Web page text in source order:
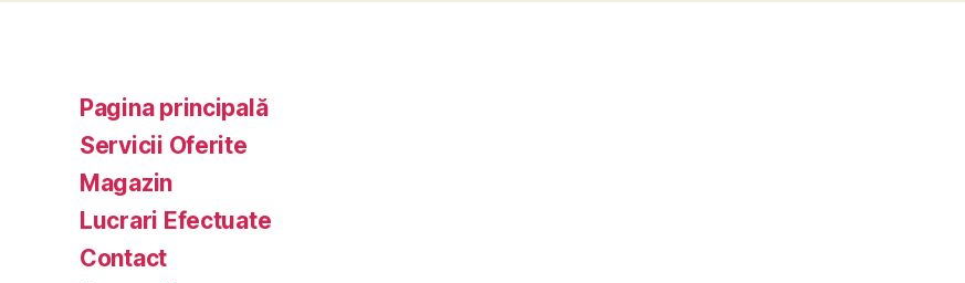
Pagina principală
Servicii Oferite
Magazin
Lucrari Efectuate
Contact